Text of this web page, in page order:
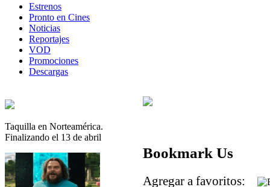
Estrenos
Pronto en Cines
Noticias
Reportajes
VOD
Promociones
Descargas
Taquilla en Norteamérica.
Finalizando el 13 de abril
Bookmark Us
Agregar a favoritos: